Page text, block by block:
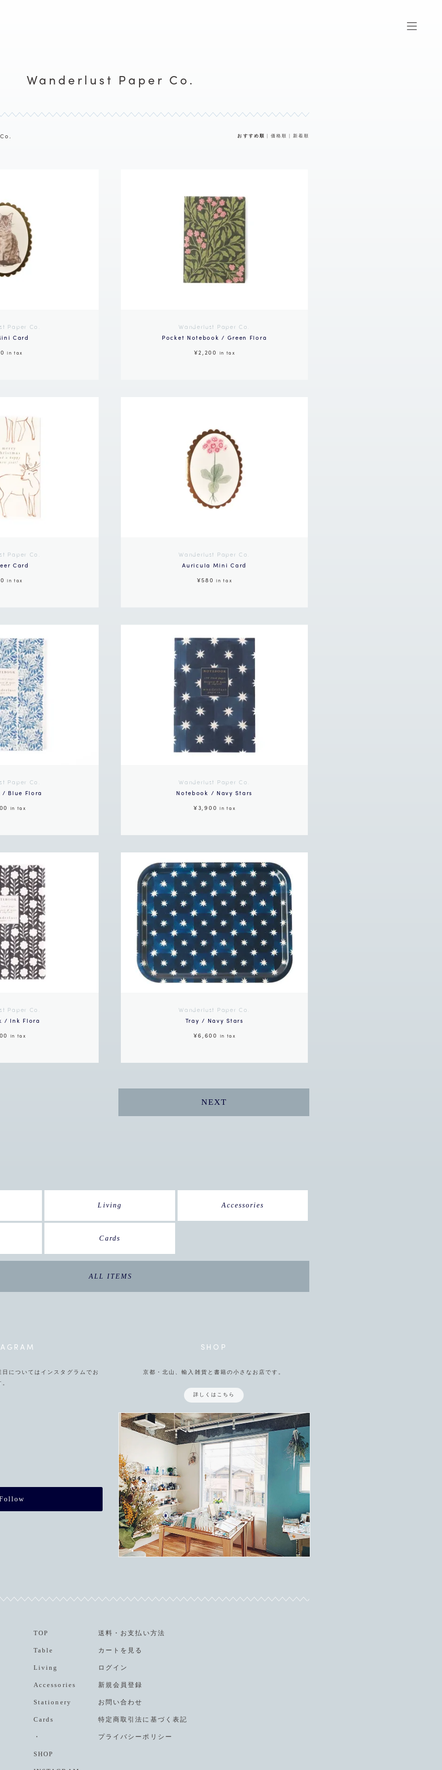
Wanderlust Paper Co.
おすすめ順 価格順 |新着順
Paper Co.
Card
in tax
Wanderlust Paper Co.
Pocket Notebook / Green Flora
¥2,200
in tax
Paper Co.
Card
in tax
Wanderlust Paper Co.
Auricula Mini Card
¥580in tax
Paper Co.
/ Blue Flora
in tax
Wanderlust Paper Co.
Notebook / Navy Stars
¥3,900 in tax
Paper Co.
/ Ink Flora
in tax
Wanderlust Paper Co.
Tray / Navy Stars
¥6,600
in tax
NEXT
Living Accessories
Cards
ALL ITEMS
日についてはインスタグラムでお
SHOP
京都・北山、輸入雑貨と書籍の小さなお店です。
詳しくはこちら
TOP
Table
Living
Accessories
Stationery
Cards
・
SHOP
送料 ・ お支払い方法
カートを見る
ログイン
新規会員登録
お問い合わせ
特定商取引法に基づく表記
プライバシーポリシー